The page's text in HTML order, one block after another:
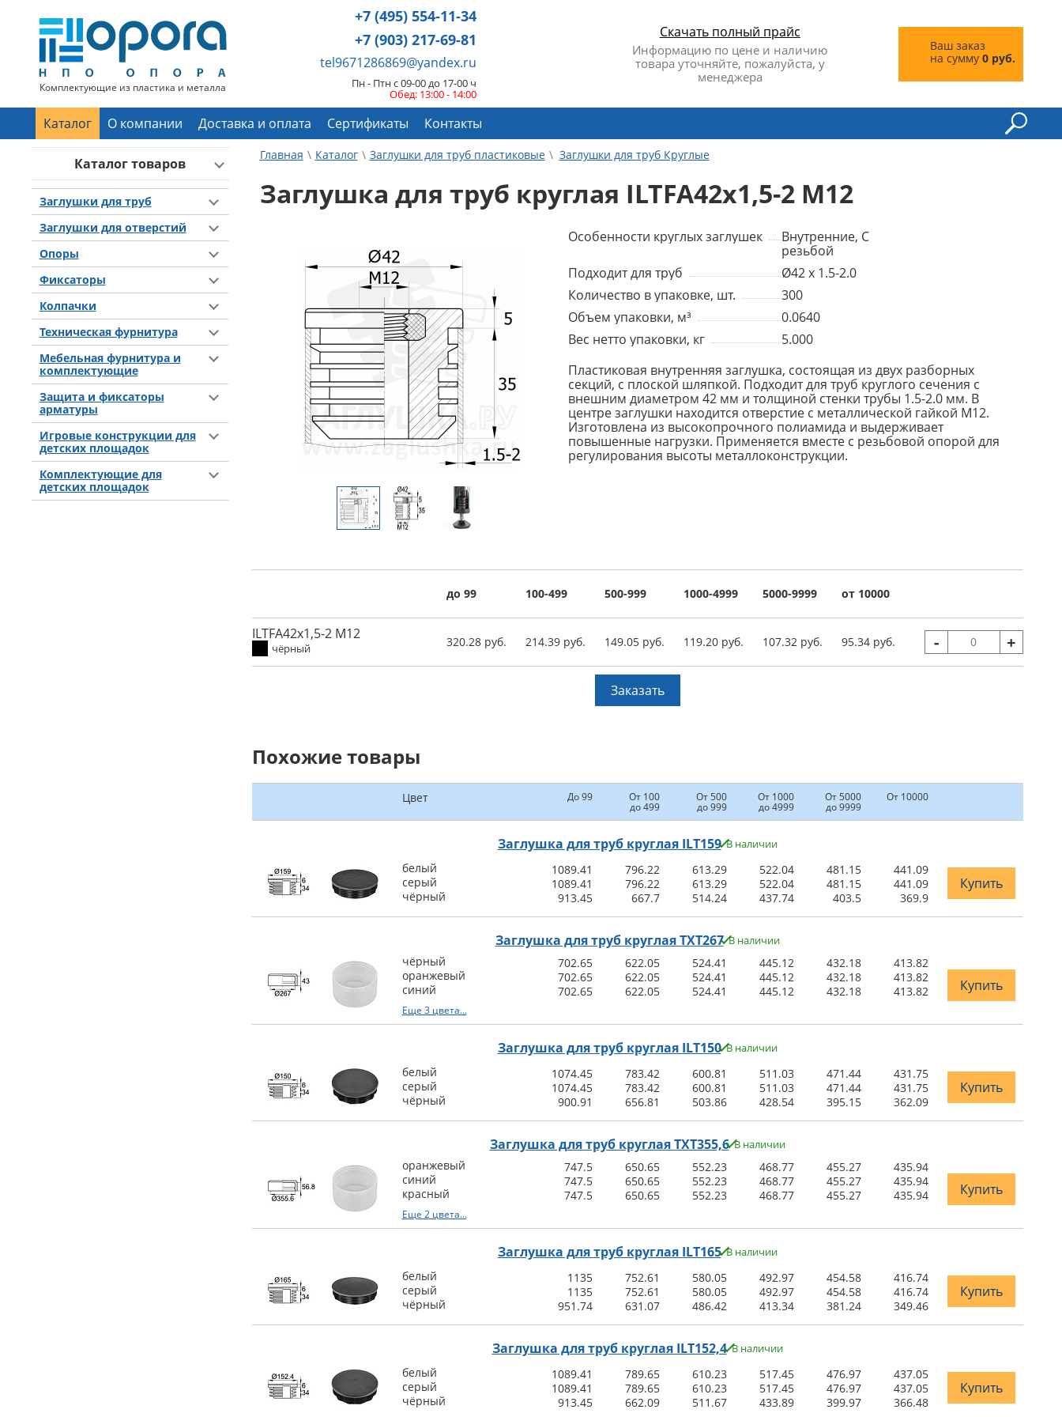
Комплектующие из пластика и металла
+7 (495) 554-11-34
+7 (903) 217-69-81
tel9671286869@yandex.ru
Пн - Птн с 09-00 до 17-00 ч
Обед: 13:00 - 14:00
Скачать полный прайс
Информацию по цене и наличию
товара уточняйте, пожалуйста, у
менеджера
Ваш заказ
на сумму 0 руб.
Каталог О компании Доставка и оплата Сертификаты Контакты
Каталог товаров
Заглушки для труб
Заглушки для отверстий
Опоры
Фиксаторы
Колпачки
Техническая фурнитура
Мебельная фурнитура и
комплектующие
Защита и фиксаторы
арматуры
Игровые конструкции для
детских площадок
Комплектующие для
детских площадок
Главная Каталог Заглушки для труб пластиковые Заглушки для труб Круглые
Заглушка для труб круглая ILTFA42x1,5-2 M12
Особенности круглых заглушек
Внутренние, С
резьбой
Подходит для труб
Ø42 x 1.5-2.0
Количество в упаковке, шт.
300
Объем упаковки, м³
0.0640
Вес нетто упаковки, кг
5.000
Пластиковая внутренняя заглушка, состоящая из двух разборных
секций, с плоской шляпкой. Подходит для труб круглого сечения с
внешним диаметром 42 мм и толщиной стенки трубы 1.5-2.0 мм. В
центре заглушки находится отверстие с металлической гайкой М12.
Изготовлена из высокопрочного полиамида и выдерживает
повышенные нагрузки. Применяется вместе с резьбовой опорой для
регулирования высоты металлоконструкции.
до 99 100-499 500-999 1000-4999 5000-9999 от 10000
ILTFA42x1,5-2 M12
чёрный 320.28 руб. 214.39 руб. 149.05 руб. 119.20 руб. 107.32 руб. 95.34 руб. - +
Заказать
Похожие товары
Цвет До 99 От 100
до 499
От 500
до 999
От 1000
до 4999
От 5000
до 9999
От 10000
Заглушка для труб круглая ILT159 В наличии
белый 1089.41 796.22 613.29 522.04 481.15
441.09
серый
1089.41 796.22 613.29 522.04 481.15
441.09
чёрный
913.45 667.7 514.24 437.74 403.5 369.9
Купить
Заглушка для труб круглая TXT267 В наличии
чёрный 702.65 622.05 524.41 445.12 432.18
413.82
оранжевый
702.65 622.05 524.41 445.12 432.18
413.82
синий
702.65 622.05 524.41 445.12 432.18 413.82
Еще 3 цвета...
Купить
Заглушка для труб круглая ILT150 В наличии
белый 1074.45 783.42 600.81 511.03 471.44
431.75
серый
1074.45 783.42 600.81 511.03 471.44
431.75
чёрный
900.91 656.81 503.86 428.54 395.15 362.09
Купить
Заглушка для труб круглая TXT355,6 В наличии
оранжевый 747.5 650.65 552.23 468.77 455.27
435.94
синий
747.5 650.65 552.23 468.77 455.27
435.94
красный
747.5 650.65 552.23 468.77 455.27 435.94
Еще 2 цвета...
Купить
Заглушка для труб круглая ILT165 В наличии
белый 1135 752.61 580.05 492.97 454.58
416.74
серый
1135 752.61 580.05 492.97 454.58
416.74
чёрный
951.74 631.07 486.42 413.34 381.24 349.46
Купить
Заглушка для труб круглая ILT152,4 В наличии
белый 1089.41 789.65 610.23 517.45 476.97
437.05
серый
1089.41 789.65 610.23 517.45 476.97
437.05
чёрный
913.45 662.09 511.67 433.89 399.97 366.48
Купить